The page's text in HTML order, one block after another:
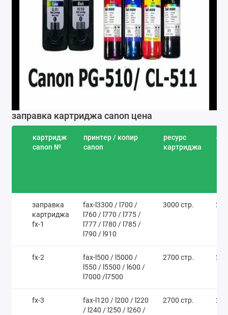
заправка картриджа canon цена
картридж
canon №
принтер / копир
canon
ресурс
картриджа
заправка
картриджа
fx-1
fax-l3300 / l700 /
l760 / l770 / l775 /
l777 / l780 / l785 /
l790 / l910
3000 стр.
fx-2
fax-l500 / l5000 /
l550 / l5500 / l600 /
l7000 /l7500
2700 стр.
fx-3
fax-l120 / l200 / l220
/ l240 / l250 / l260 /
2700 стр.